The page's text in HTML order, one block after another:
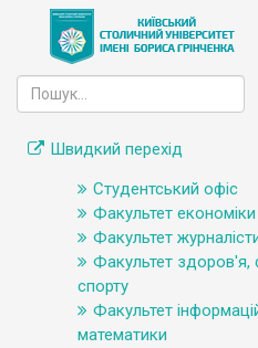
Швидкий перехід
Студентський офіс
Факультет економіки
Факультет
Факультет здоров'я,
спорту
Факультет
математики